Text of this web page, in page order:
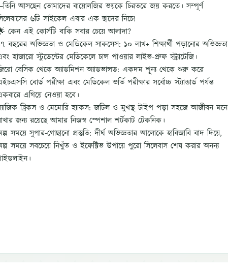
আসছেন তোমাদের বায়োলজির ভয়কে চিরতরে জয় করতে। সম্পূর্ণ
৬টি সাইকেল এবার এক ছাদের নিচে!
কেন এই কোর্সটি বাকি সবার চেয়ে আলাদা?
বছরের অভিজ্ঞতা ও মেডিকেল সাকসেস: ১০ লাখ+ শিক্ষার্থী পড়ানোর অভিজ্ঞতা
হাজারো স্টুডেন্টের মেডিকেলে চান্স পাওয়ার লাইভ-প্রুফ স্ট্র্যাটেজি।
বেসিক থেকে অ্যাডমিশন অ্যাডভান্সড: একদম শূন্য থেকে শুরু করে
বোর্ড পরীক্ষা এবং মেডিকেল ভর্তি পরীক্ষার সর্বোচ্চ স্ট্যান্ডার্ড পর্যন্ত
এগিয়ে নেওয়া হবে।
ট্রিকস ও মেমোরি হ্যাকস: জটিল ও মুখস্থ টাইপ পড়া সহজে আজীবন মনে
জন্য রয়েছে আমার নিজস্ব স্পেশাল শর্টকাট টেকনিক।
সময়ে সুপার-গোছানো প্রস্তুতি: দীর্ঘ অভিজ্ঞতার আলোকে হাবিজাবি বাদ দিয়ে,
সময়ে সবচেয়ে নিখুঁত ও ইফেক্টিভ উপায়ে পুরো সিলেবাস শেষ করার অনন্য